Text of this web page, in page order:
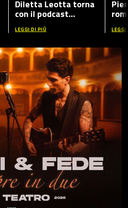
Diletta Leotta torna
con il podcast
“Mamma Dilettante
5”, ecco i nuovi ospiti
LEGGI DI PIÙ